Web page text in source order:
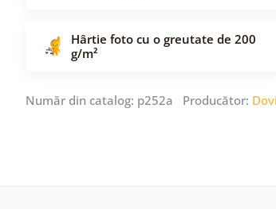
Hârtie foto cu o greutate de 200
g/m²
Număr din catalog: p252a Producător: